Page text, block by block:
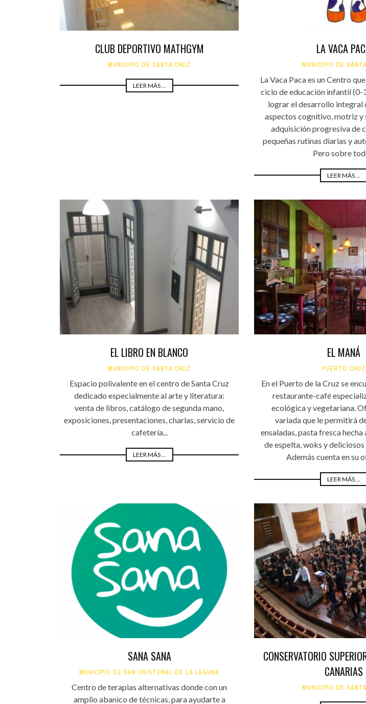
CLUB DEPORTIVO MATHGYM
MUNICIPIO DE SANTA CRUZ
LEER MÁS ...
LA VACA
MUNICIPIO DE
La Vaca Paca es un Centro
ciclo de educación infantil (0-
lograr el desarrollo integral
aspectos cognitivo, motriz
adquisición progresiva de
pequeñas rutinas diarias y
Pero sobre
LEER MÁS ...
EL LIBRO EN BLANCO
MUNICIPIO DE SANTA CRUZ
Espacio polivalente en el centro de Santa Cruz
dedicado especialmente al arte y literatura:
venta de libros, catálogo de segunda mano,
exposiciones, presentaciones, charlas, servicio de
cafetería...
LEER MÁS ...
EL MANÁ
PUERTO CRUZ
En el Puerto de la Cruz se
restaurante-café
ecológica y vegetariana.
variada que le permitirá
ensaladas, pasta fresca hecha
de espelta, woks y
Además cuenta en su
LEER MÁS ...
SANA SANA
MUNICIPIO DE SAN CRISTÓBAL DE LA LAGUNA
Centro de terapias alternativas donde con un
amplio abanico de técnicas, para ayudarte a
CONSERVATORIO
CANARIAS
MUNICIPIO DE